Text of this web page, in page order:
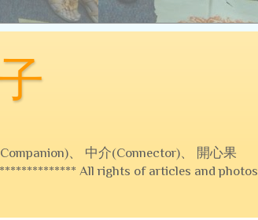
、 中介(Connector)、 開心果
All rights of articles and photos